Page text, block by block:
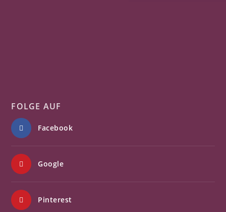
FOLGE AUF
Facebook
Google
Pinterest